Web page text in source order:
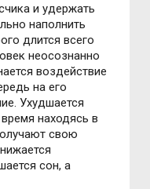
и удержать
наполнить
длится всего
неосознанно
воздействие
на его
Ухудшается
находясь в
свою
сон, а